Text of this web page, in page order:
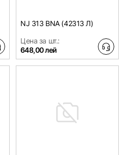
NJ 313 BNA (42313 Л)
Цена за шт.:
648,00 лей